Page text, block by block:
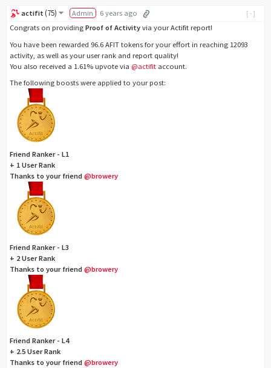
[-]
actifit (75) Admin
6 years ago
Congrats on providing Proof of Activity via your Actifit report!
You have been rewarded 96.6 AFIT tokens for your effort in reaching 12093
activity, as well as your user rank and report quality!
You also received a 1.61% upvote via @actifit account.
The following boosts were applied to your post:
Friend Ranker - L1
+ 1 User Rank
Thanks to your friend @browery
Friend Ranker - L3
+ 2 User Rank
Thanks to your friend @browery
Friend Ranker - L4
+ 2.5 User Rank
Thanks to your friend @browery